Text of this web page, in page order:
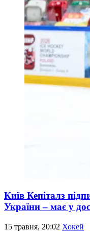
Київ Кепіталз
України – має у
15 травня, 20:02 Хокей